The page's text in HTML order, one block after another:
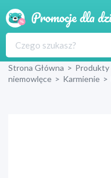
Strona Główna > Produkty
niemowlęce > Karmienie >